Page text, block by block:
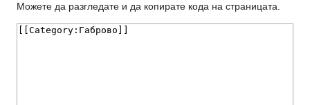
Можете да разгледате и да копирате кодa на страницата.